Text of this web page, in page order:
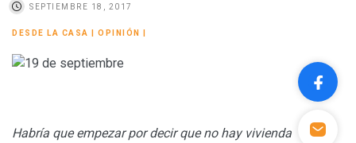
SEPTIEMBRE 18, 2017
DESDE LA CASA OPINIÓN
Habría que empezar por decir que no hay vivienda